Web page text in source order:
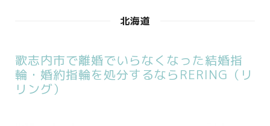
北海道
歌志内市で離婚でいらなくなった結婚指
輪・婚約指輪を処分するならRERING（リ
リング）